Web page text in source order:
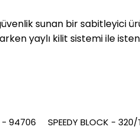
sunan bir sabitleyici
yaylı kilit sistemi ile
SPEEDY BLOCK - 320/